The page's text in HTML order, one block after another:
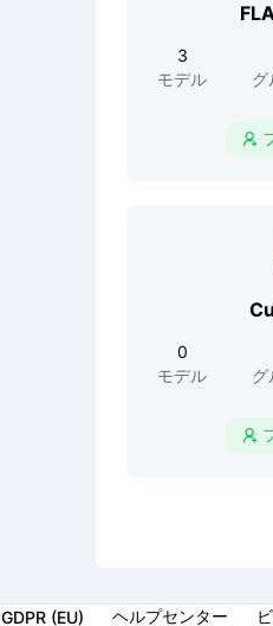
3
モデル
グ

0
モデル
グ

GDPR (EU) ヘルプセンター